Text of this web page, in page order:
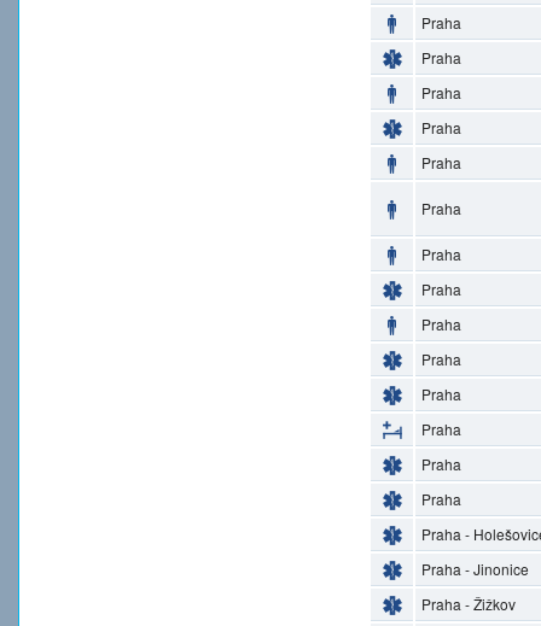
Praha
Praha
Praha
Praha
Praha
Praha
Praha
Praha
Praha
Praha
Praha
Praha
Praha
Praha
Praha -
Praha - Jinonice
Praha - Žižkov